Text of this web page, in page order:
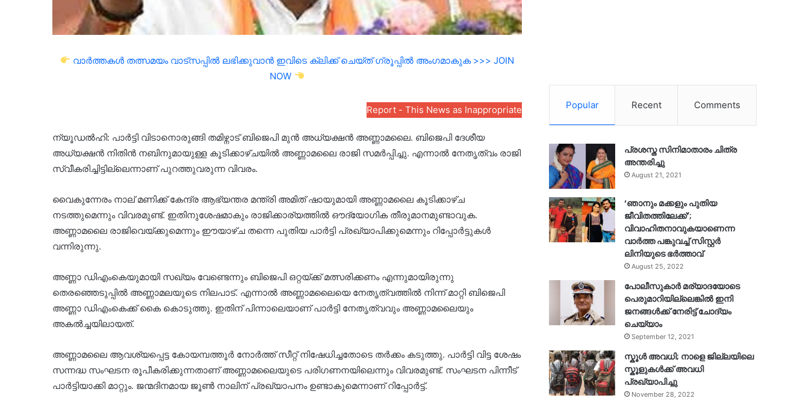
വാർത്തകൾ തത്സമയം വാട്സപ്പിൽ ലഭിക്കുവാൻ ഇവിടെ ക്ലിക്ക് ചെയ്ത് ഗ്രൂപ്പിൽ അംഗമാകുക >>> JOIN
NOW
Report - This News as Inappropriate
ന്യൂഡല്‍ഹി: പാര്‍ട്ടി വിടാനൊരുങ്ങി തമിഴ്നാട് ബിജെപി മുന്‍ അധ്യക്ഷന്‍ അണ്ണാമലൈ. ബിജെപി ദേശീയ
അധ്യക്ഷന്‍ നിതിന്‍ നബിനുമായുള്ള കൂടിക്കാഴ്ചയില്‍ അണ്ണാമലൈ രാജി സമര്‍പ്പിച്ചു. എന്നാല്‍ നേതൃത്വം രാജി
സ്വീകരിച്ചിട്ടില്ലെന്നാണ് പുറത്തുവരുന്ന വിവരം.
വൈകുന്നേരം നാല് മണിക്ക് കേന്ദ്ര ആഭ്യന്തര മന്ത്രി അമിത് ഷായുമായി അണ്ണാമലൈ കൂടിക്കാഴ്ച
നടത്തുമെന്നും വിവരമുണ്ട്. ഇതിനുശേഷമാകും രാജിക്കാര്യത്തില്‍ ഔദ്യോഗിക തീരുമാനമുണ്ടാവുക.
അണ്ണാമലൈ രാജിവെയ്ക്കുമെന്നും ഈയാഴ്ച തന്നെ പുതിയ പാര്‍ട്ടി പ്രഖ്യാപിക്കുമെന്നും റിപ്പോര്‍ട്ടുകള്‍
വന്നിരുന്നു.
അണ്ണാ ഡിഎംകെയുമായി സഖ്യം വേണ്ടെന്നും ബിജെപി ഒറ്റയ്ക്ക് മത്സരിക്കണം എന്നുമായിരുന്നു
തെരഞ്ഞെടുപ്പില്‍ അണ്ണാമലയുടെ നിലപാട്. എന്നാൽ അണ്ണാമലൈയെ നേതൃത്വത്തില്‍ നിന്ന് മാറ്റി ബിജെപി
അണ്ണാ ഡിഎംകെക്ക് കൈ കൊടുത്തു. ഇതിന് പിന്നാലെയാണ് പാര്‍ട്ടി നേതൃത്വവും അണ്ണാമലൈയും
അകല്‍ച്ചയിലായത്.
അണ്ണാമലൈ ആവശ്യപ്പെട്ട കോയമ്പത്തൂര്‍ നോര്‍ത്ത് സീറ്റ് നിഷേധിച്ചതോടെ തര്‍ക്കം കടുത്തു. പാര്‍ട്ടി വിട്ട ശേഷം
സന്നദ്ധ സംഘടന രൂപീകരിക്കുന്നതാണ് അണ്ണാമലൈയുടെ പരിഗണനയിലെന്നും വിവരമുണ്ട്. സംഘടന പിന്നീട്
പാര്‍ട്ടിയാക്കി മാറ്റും. ജന്മദിനമായ ജൂണ്‍ നാലിന് പ്രഖ്യാപനം ഉണ്ടാകുമെന്നാണ് റിപ്പോര്‍ട്ട്.
Popular Recent Comments
പ്രശസ്ത സിനിമാതാരം ചിത്ര
അന്തരിച്ചു
August 21, 2021
‘ഞാനും മക്കളും പുതിയ
ജീവിതത്തിലേക്ക്’;
വിവാഹിതനാവുകയാണെന്ന
വാർത്ത പങ്കുവച്ച് സിസ്റ്റർ
ലിനിയുടെ ഭർത്താവ്
August 25, 2022
പോലീസുകാര്‍ മര്യാദയോടെ
പെരുമാറിയില്ലെങ്കില്‍ ഇനി
ജനങ്ങള്‍ക്ക് നേരിട്ട് ചോദ്യം
ചെയ്യാം
September 12, 2021
സ്കൂൾ അവധി; നാളെ ജില്ലയിലെ
സ്കൂളുകൾക്ക് അവധി
പ്രഖ്യാപിച്ചു
November 28, 2022